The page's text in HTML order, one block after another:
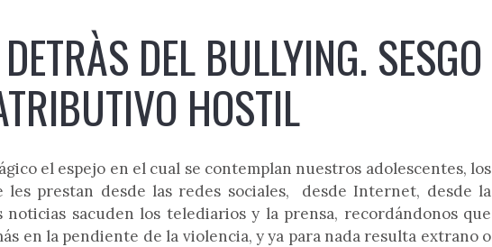
DEL BULLYING. SESGO
HOSTIL
el espejo en el cual se contemplan nuestros adolescentes, los
les prestan desde las redes sociales, desde Internet, desde la
sacuden los telediarios y la prensa, recordándonos que
en la pendiente de la violencia, y ya para nada resulta extrano o